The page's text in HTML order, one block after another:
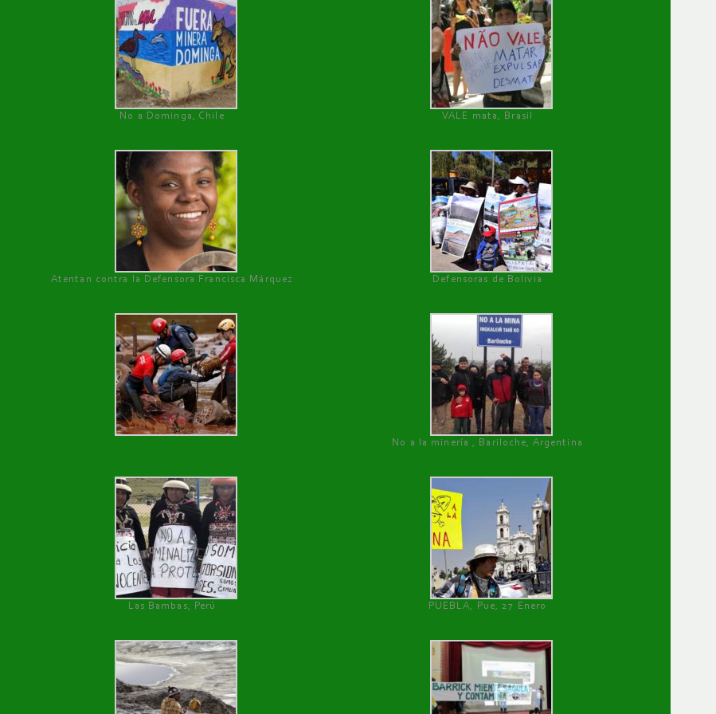
No a Dominga, Chile
VALE mata, Brasil
Atentan contra la Defensora Francisca Márquez Defensoras de Bolivia
No a la minería , Bariloche, Argentina
Las Bambas, Perú PUEBLA, Pue, 27 Enero